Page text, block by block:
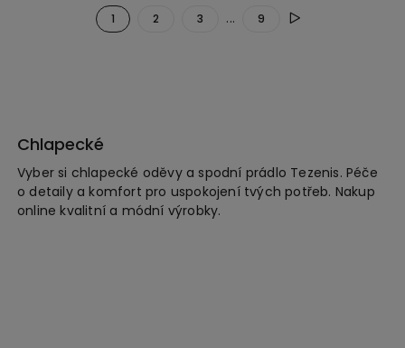
1 2 3 ... 9
Chlapecké
Vyber si chlapecké oděvy a spodní prádlo Tezenis. Péče
o detaily a komfort pro uspokojení tvých potřeb. Nakup
online kvalitní a módní výrobky.